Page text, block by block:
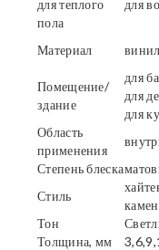
для теплого
пола
для
Материал
Помещение/
здание
для
для
для
Область
применения
Степень блеска
Стиль
Тон
Толщина, мм